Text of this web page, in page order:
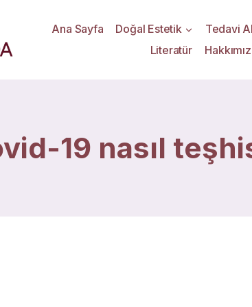
Ana Sayfa Doğal Estetik Tedavi
Literatür
19 nasıl